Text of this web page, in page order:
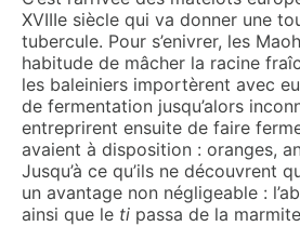
XVIIIe siècle qui va donner une
tubercule. Pour s’enivrer, les
habitude de mâcher la racine
les baleiniers importèrent avec
de fermentation jusqu’alors
entreprirent ensuite de faire
avaient à disposition : oranges,
Jusqu’à ce qu’ils ne découvrent
un avantage non négligeable :
ainsi que le ti passa de la